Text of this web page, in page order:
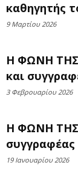
καθηγητής
9 Μαρτίου 2026
Η ΦΩΝΗ ΤΗΣ
και
3 Φεβρουαρίου 2026
Η ΦΩΝΗ ΤΗΣ
συγγραφέας
19 Ιανουαρίου 2026